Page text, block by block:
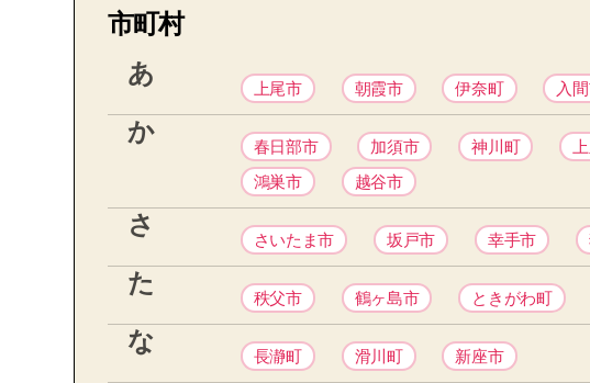
市町村
あ
上尾市 朝霞市 伊奈町 入
か
春日部市 加須市 神川町
鴻巣市
越谷市
さ
さいたま市 坂戸市 幸手市
た
秩父市 鶴ヶ島市 ときがわ町
な
長瀞町 滑川町 新座市